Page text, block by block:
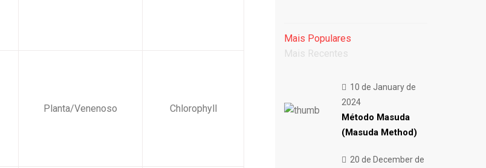
Planta/Venenoso Chlorophyll
Mais Populares
Mais Recentes
10 de January de
2024
Método Masuda
(Masuda Method)
20 de December de